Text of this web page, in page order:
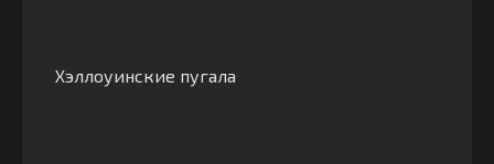
Хэллоуинские пугала